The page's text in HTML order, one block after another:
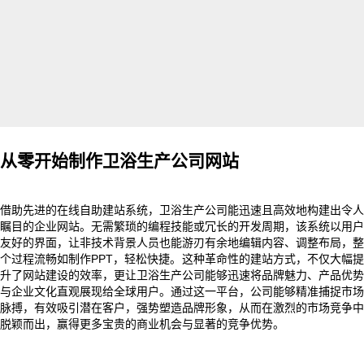
从零开始制作卫浴生产公司网站
借助先进的在线自助建站系统，卫浴生产公司能迅速且高效地构建出令人
瞩目的企业网站。无需繁琐的编程技能或冗长的开发周期，该系统以用户
友好的界面，让非技术背景人员也能游刃有余地编辑内容、调整布局，整
个过程流畅如制作PPT，轻松快捷。这种革命性的建站方式，不仅大幅提
升了网站建设的效率，更让卫浴生产公司能够迅速将品牌魅力、产品优势
与企业文化直观展现给全球用户。通过这一平台，公司能够精准捕捉市场
脉搏，有效吸引潜在客户，强势塑造品牌形象，从而在激烈的市场竞争中
脱颖而出，赢得更多宝贵的商业机会与显著的竞争优势。